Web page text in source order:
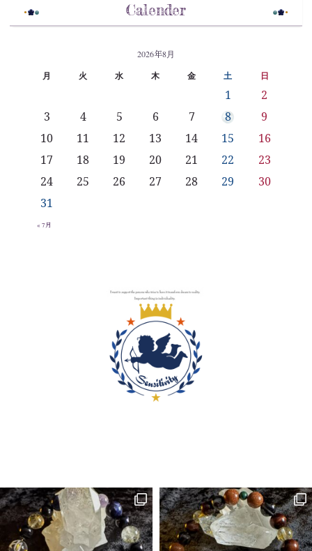
Calender
2026年8月
月 火 水 木 金 土 日
1
2
3
4 5 6 7 8
9
10
11 12 13 14 15
16
17
18 19 20 21 22
23
24
25 26 27 28 29
30
31
« 7月